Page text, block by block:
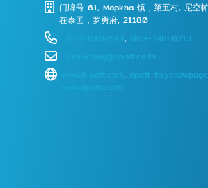
⻔牌号 61, Mapkha 镇，第五村, 尼空
在泰国，罗勇府, 21180
, 089-748-0213
marketing@dpatt.co.th
www.d-patt.com, dpatt-
www.dpatt.co.th